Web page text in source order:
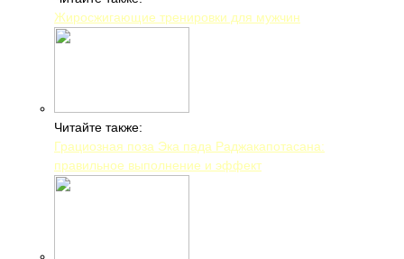
Жиросжигающие тренировки для мужчин
Читайте также:
Грациозная поза Эка пада Раджакапотасана:
правильное выполнение и эффект